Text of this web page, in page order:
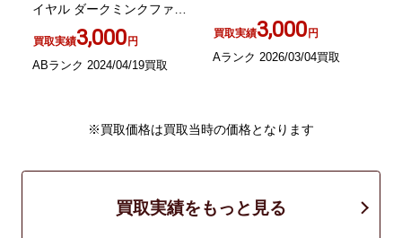
イヤル ダークミンクファー
長袖 ミドル 総裏地 13 XL
黒 ブラック
買取実績3,000円
ABランク 2024/04/19買取
買取実績3,000円
Aランク 2026/03/04買取
※買取価格は買取当時の価格となります
買取実績をもっと見る